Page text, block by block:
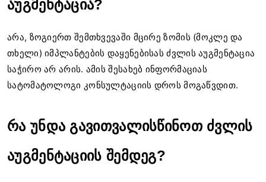
აუგმენტაცია?
არა, ზოგიერთ შემთხვევაში მცირე ზომის (მოკლე და
თხელი) იმპლანტების დაყენებისას ძვლის აუგმენტაცია
საჭირო არ არის. ამის შესახებ ინფორმაციას
სატომატოლოგი კონსულტაციის დროს მოგაწვდით.
რა უნდა გავითვალისწინოთ ძვლის
აუგმენტაციის შემდეგ?